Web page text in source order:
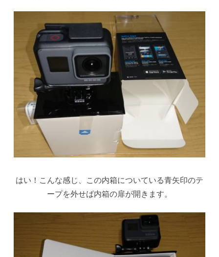
はい！こんな感じ、この内箱についている青矢印のテ
ープを外せば内箱の扉が開きます。